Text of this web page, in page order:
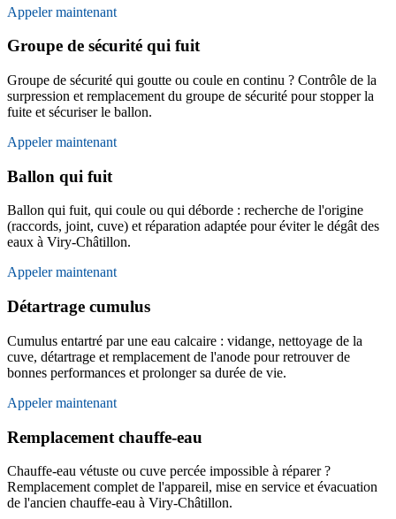
Appeler maintenant
Groupe de sécurité qui fuit
Groupe de sécurité qui goutte ou coule en continu ? Contrôle de la
surpression et remplacement du groupe de sécurité pour stopper la
fuite et sécuriser le ballon.
Appeler maintenant
Ballon qui fuit
Ballon qui fuit, qui coule ou qui déborde : recherche de l'origine
(raccords, joint, cuve) et réparation adaptée pour éviter le dégât des
eaux à Viry-Châtillon.
Appeler maintenant
Détartrage cumulus
Cumulus entartré par une eau calcaire : vidange, nettoyage de la
cuve, détartrage et remplacement de l'anode pour retrouver de
bonnes performances et prolonger sa durée de vie.
Appeler maintenant
Remplacement chauffe-eau
Chauffe-eau vétuste ou cuve percée impossible à réparer ?
Remplacement complet de l'appareil, mise en service et évacuation
de l'ancien chauffe-eau à Viry-Châtillon.